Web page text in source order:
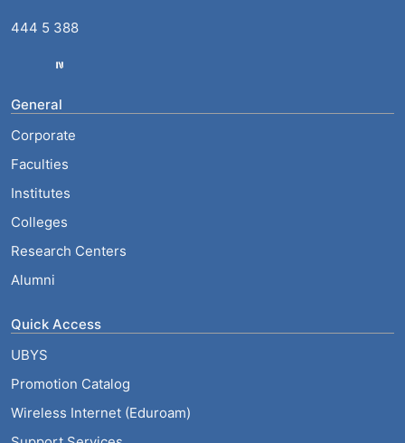
444 5 388
General
Corporate
Faculties
Institutes
Colleges
Research Centers
Alumni
Quick Access
UBYS
Promotion Catalog
Wireless Internet (Eduroam)